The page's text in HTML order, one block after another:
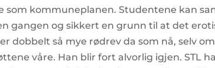
som kommuneplanen. Studentene kan
gangen og sikkert en grunn til at det
dobbelt så mye rødrev da som nå, selv
våre. Han blir fort alvorlig igjen. STL